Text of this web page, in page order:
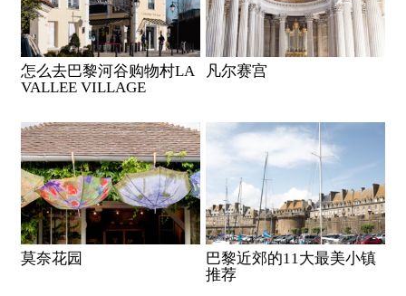
怎么去巴黎河谷购物村LA
VALLEE VILLAGE
凡尔赛宫
莫奈花园
巴黎近郊的11大最美小镇
推荐